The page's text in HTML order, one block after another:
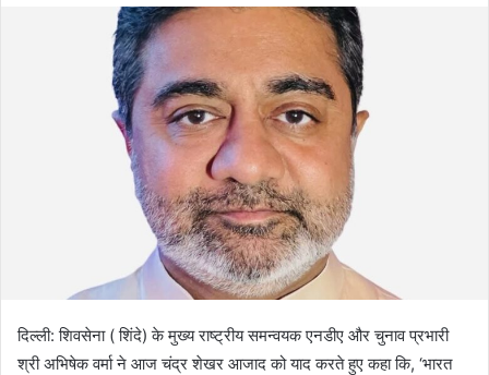
दिल्ली: शिवसेना ( शिंदे) के मुख्य राष्ट्रीय समन्वयक एनडीए और चुनाव प्रभारी
श्री अभिषेक वर्मा ने आज चंद्र शेखर आजाद को याद करते हुए कहा कि, ‘भारत